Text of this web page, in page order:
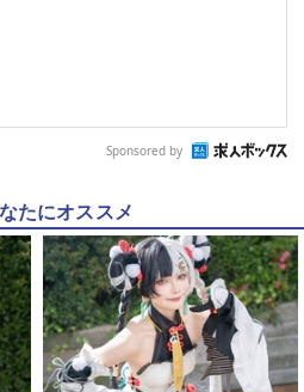
Sponsored by
たにオススメ